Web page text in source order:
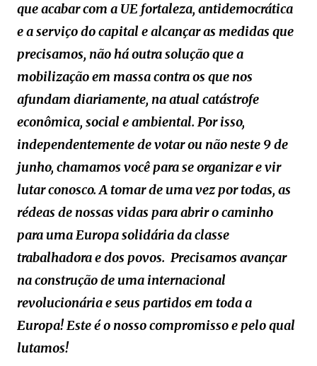
que acabar com a UE fortaleza, antidemocrática
e a serviço do capital e alcançar as medidas que
precisamos, não há outra solução que a
mobilização em massa contra os que nos
afundam diariamente, na atual catástrofe
econômica, social e ambiental. Por isso,
independentemente de votar ou não neste 9 de
junho, chamamos você para se organizar e vir
lutar conosco. A tomar de uma vez por todas, as
rédeas de nossas vidas para abrir o caminho
para uma Europa solidária da classe
trabalhadora e dos povos. Precisamos avançar
na construção de uma internacional
revolucionária e seus partidos em toda a
Europa! Este é o nosso compromisso e pelo qual
lutamos!